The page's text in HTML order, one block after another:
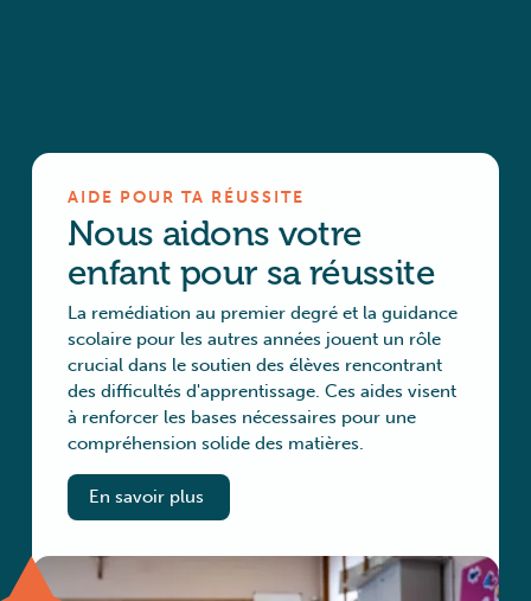
AIDE POUR TA RÉUSSITE
Nous aidons votre
enfant pour sa réussite
La remédiation au premier degré et la guidance
scolaire pour les autres années jouent un rôle
crucial dans le soutien des élèves rencontrant
des difficultés d'apprentissage. Ces aides visent
à renforcer les bases nécessaires pour une
compréhension solide des matières.
En savoir plus